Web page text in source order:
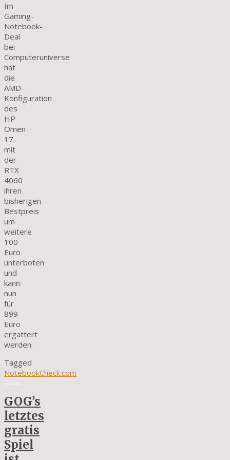
Im
Gaming-
Notebook-
Deal
bei
Computeruniverse
hat
die
AMD-
Konfiguration
des
HP
Omen
17
mit
der
RTX
4060
ihren
bisherigen
Bestpreis
um
weitere
100
Euro
unterboten
und
kann
nun
für
899
Euro
ergattert
werden.
Tagged
NotebookCheck.com
GOG’s
letztes
gratis
Spiel